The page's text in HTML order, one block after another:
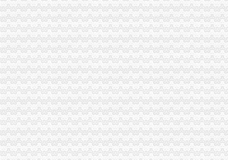
大信国际物流（上海）有限公司重庆分公司-大信国际物流（上海）有
重庆市邮政公司
重庆百货大楼股份有限公司关於预计2015年日常关联交易公告
渝中区海事海商在线律师_渝中区海事海商律师在线免费咨询_华律网
重庆旅游新报社有限公司
渝中区大坪正街四室两厅豪华大套房_重庆渝中区大坪短租房_游天下
重庆食品饮料企业黄页
代办进出口公司
底价办理嘉兴无地址进出口公司注册各类许可证代办-嘉兴58同城
苏州代办进出口,苏州进出口公司办理流程_搜狐财经_搜狐网
代办香港公司英国进出口公司注册提供肥料全套手续-运城58同城
代办ATA单证册深圳进出口报关公司_云同盟
河南代办注册网|进出口权怎样办理|进出口许可证办理|进出口权怎么申
长宁代办进出口经营权补办执照代办社保注册公司整帐-上海58同城
进口代理-进出口代理|进出口报关|进口代理|出口代理|进口报关|上海外贸